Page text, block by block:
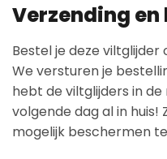
Verzending
Bestel je deze viltglijder
We versturen je
hebt de viltglijders in
volgende dag al in huis!
mogelijk beschermen